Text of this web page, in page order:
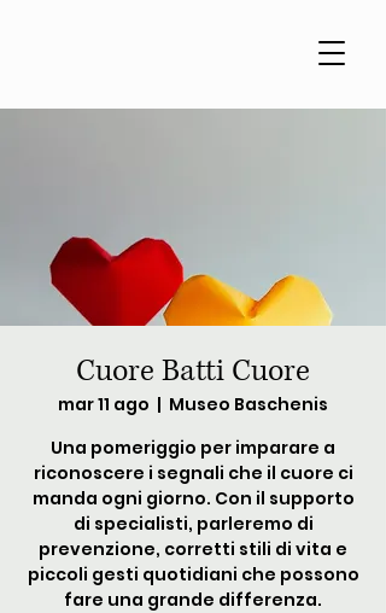
Cuore Batti Cuore
mar 11 ago
  |
Museo Baschenis
Una pomeriggio per imparare a
riconoscere i segnali che il cuore ci
manda ogni giorno. Con il supporto
di specialisti, parleremo di
prevenzione, corretti stili di vita e
piccoli gesti quotidiani che possono
fare una grande differenza.